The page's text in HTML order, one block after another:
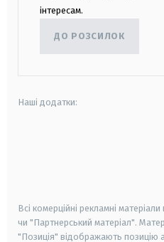
інтересам.
ДО РОЗСИЛОК
Наші додатки:
Всі комерційні рекламні
чи "Партнерський матеріал".
"Позиція" відображають позицію